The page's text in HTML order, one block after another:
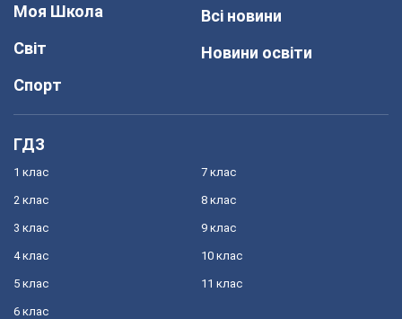
Моя Школа
Світ
Спорт
Всі новини
Новини освіти
ГДЗ
1 клас
2 клас
3 клас
4 клас
5 клас
6 клас
7 клас
8 клас
9 клас
10 клас
11 клас